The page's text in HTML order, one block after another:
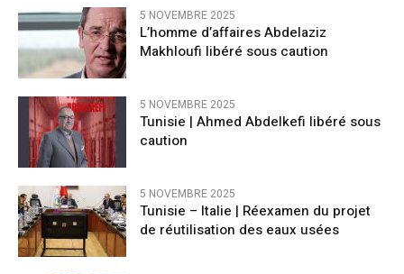
5 NOVEMBRE 2025
L’homme d’affaires Abdelaziz
Makhloufi libéré sous caution
5 NOVEMBRE 2025
Tunisie | Ahmed Abdelkefi libéré sous
caution
5 NOVEMBRE 2025
Tunisie – Italie | Réexamen du projet
de réutilisation des eaux usées